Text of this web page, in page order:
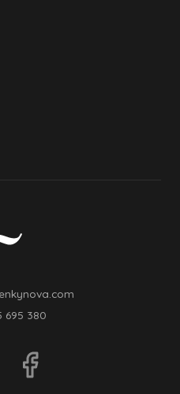
695 380